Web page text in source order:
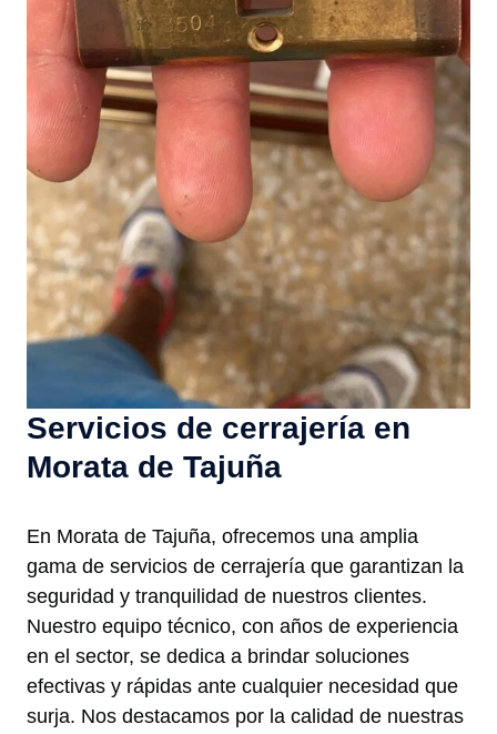
Servicios de cerrajería en
Morata de Tajuña
En Morata de Tajuña, ofrecemos una amplia
gama de servicios de cerrajería que garantizan la
seguridad y tranquilidad de nuestros clientes.
Nuestro equipo técnico, con años de experiencia
en el sector, se dedica a brindar soluciones
efectivas y rápidas ante cualquier necesidad que
surja. Nos destacamos por la calidad de nuestras